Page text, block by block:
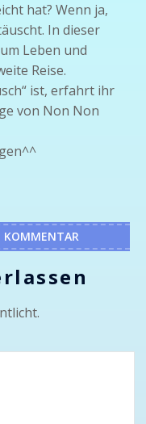
hat? Wenn ja,
In dieser
Leben und
Reise.
ist, erfahrt ihr
von Non Non
KOMMENTAR